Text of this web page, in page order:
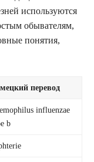
используются
обывателям,
понятия,
перевод
influenzae
b